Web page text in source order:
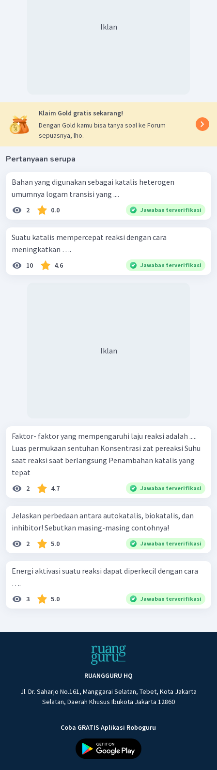
Iklan
Klaim Gold gratis sekarang!
Dengan Gold kamu bisa tanya soal ke Forum
sepuasnya, lho.
Pertanyaan serupa
Bahan yang digunakan sebagai katalis heterogen
umumnya logam transisi yang ....
2 0.0 Jawaban terverifikasi
Suatu katalis mempercepat reaksi dengan cara
meningkatkan ….
10 4.6 Jawaban terverifikasi
Iklan
Faktor- faktor yang mempengaruhi laju reaksi adalah .....
Luas permukaan sentuhan Konsentrasi zat pereaksi Suhu
saat reaksi saat berlangsung Penambahan katalis yang
tepat
2 4.7 Jawaban terverifikasi
Jelaskan perbedaan antara autokatalis, biokatalis, dan
inhibitor! Sebutkan masing-masing contohnya!
2 5.0 Jawaban terverifikasi
Energi aktivasi suatu reaksi dapat diperkecil dengan cara
….
3 5.0 Jawaban terverifikasi
RUANGGURU HQ
Jl. Dr. Saharjo No.161, Manggarai Selatan, Tebet, Kota Jakarta
Selatan, Daerah Khusus Ibukota Jakarta 12860
Coba GRATIS Aplikasi Roboguru